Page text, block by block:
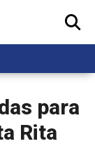
BUSCAR
para
Rita